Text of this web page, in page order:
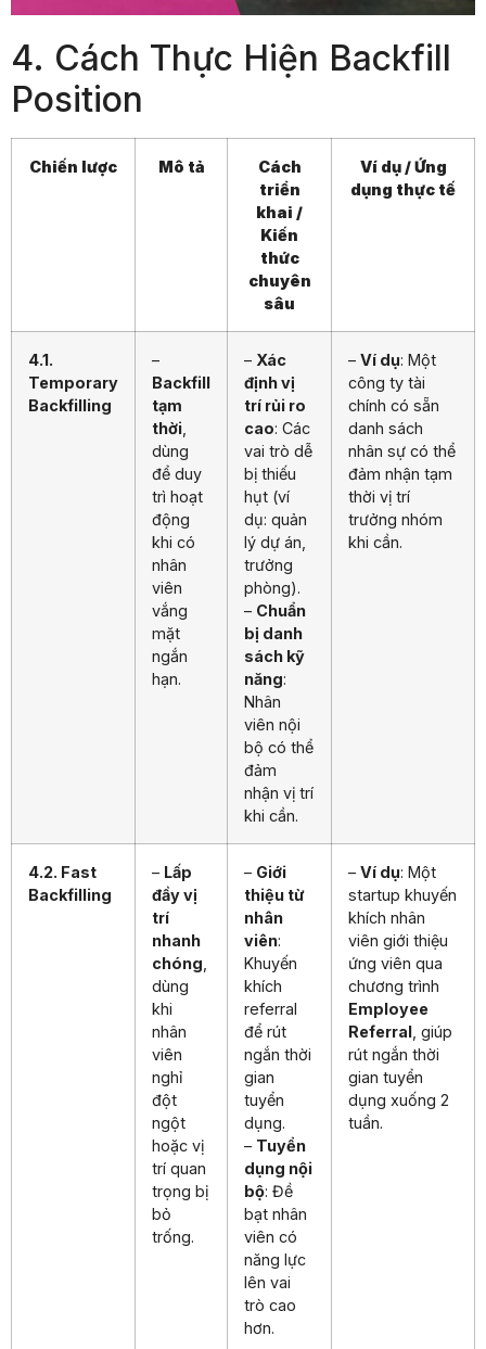
4. Cách Thực Hiện Backfill
Position
Chiến lược Mô tả
Cách
triển
khai /
Kiến
thức
chuyên
sâu
Ví dụ / Ứng
dụng thực tế
4.1.
Temporary
Backfilling
–
Backfill
tạm
thời,
dùng
để duy
trì hoạt
động
khi có
nhân
viên
vắng
mặt
ngắn
hạn.
– Xác
định vị
trí rủi ro
cao: Các
vai trò dễ
bị thiếu
hụt (ví
dụ: quản
lý dự án,
trưởng
phòng).
– Chuẩn
bị danh
sách kỹ
năng:
Nhân
viên nội
bộ có thể
đảm
nhận vị trí
khi cần.
– Ví dụ: Một
công ty tài
chính có sẵn
danh sách
nhân sự có thể
đảm nhận tạm
thời vị trí
trưởng nhóm
khi cần.
4.2. Fast
Backfilling
– Lấp
đầy vị
trí
nhanh
chóng,
dùng
khi
nhân
viên
nghỉ
đột
ngột
hoặc vị
trí quan
trọng bị
bỏ
trống.
– Giới
thiệu từ
nhân
viên:
Khuyến
khích
referral
để rút
ngắn thời
gian
tuyển
dụng.
– Tuyển
dụng nội
bộ: Đề
bạt nhân
viên có
năng lực
lên vai
trò cao
hơn.
– Ví dụ: Một
startup khuyến
khích nhân
viên giới thiệu
ứng viên qua
chương trình
Employee
Referral , giúp
rút ngắn thời
gian tuyển
dụng xuống 2
tuần.